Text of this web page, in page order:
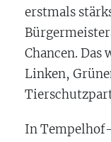
erstmals
Chancen.
Linken,
In